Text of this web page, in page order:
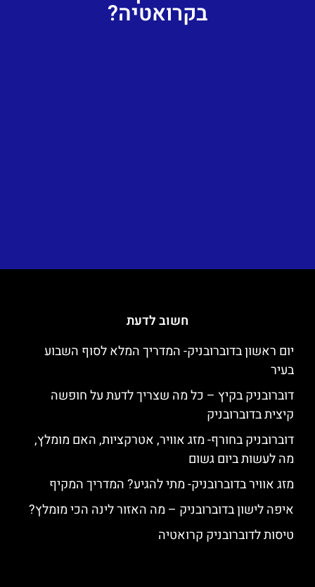
בקרואטיה?
חשוב לדעת
יום ראשון בדוברובניק- המדריך המלא לסוף השבוע
בעיר
דוברובניק בקיץ – כל מה שצריך לדעת על חופשה
קיצית בדוברובניק
דוברובניק בחורף- מזג אוויר, אטרקציות, האם מומלץ,
מה לעשות ביום גשום
מזג אוויר בדוברובניק- מתי להגיע? המדריך המקיף
איפה לישון בדוברובניק – מה האזור לינה הכי מומלץ?
טיסות לדוברובניק קרואטיה